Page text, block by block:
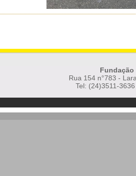
Fundação
Rua 154 n°783 -
Tel: (24)3511-